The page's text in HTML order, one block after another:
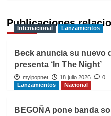
Publicaciones
Internacional Lanzamientos
Beck anuncia su nuevo
presenta ‘In The Night’
myipopnet 18 julio 2026
0
Lanzamientos
Nacional
BEGOÑA pone banda